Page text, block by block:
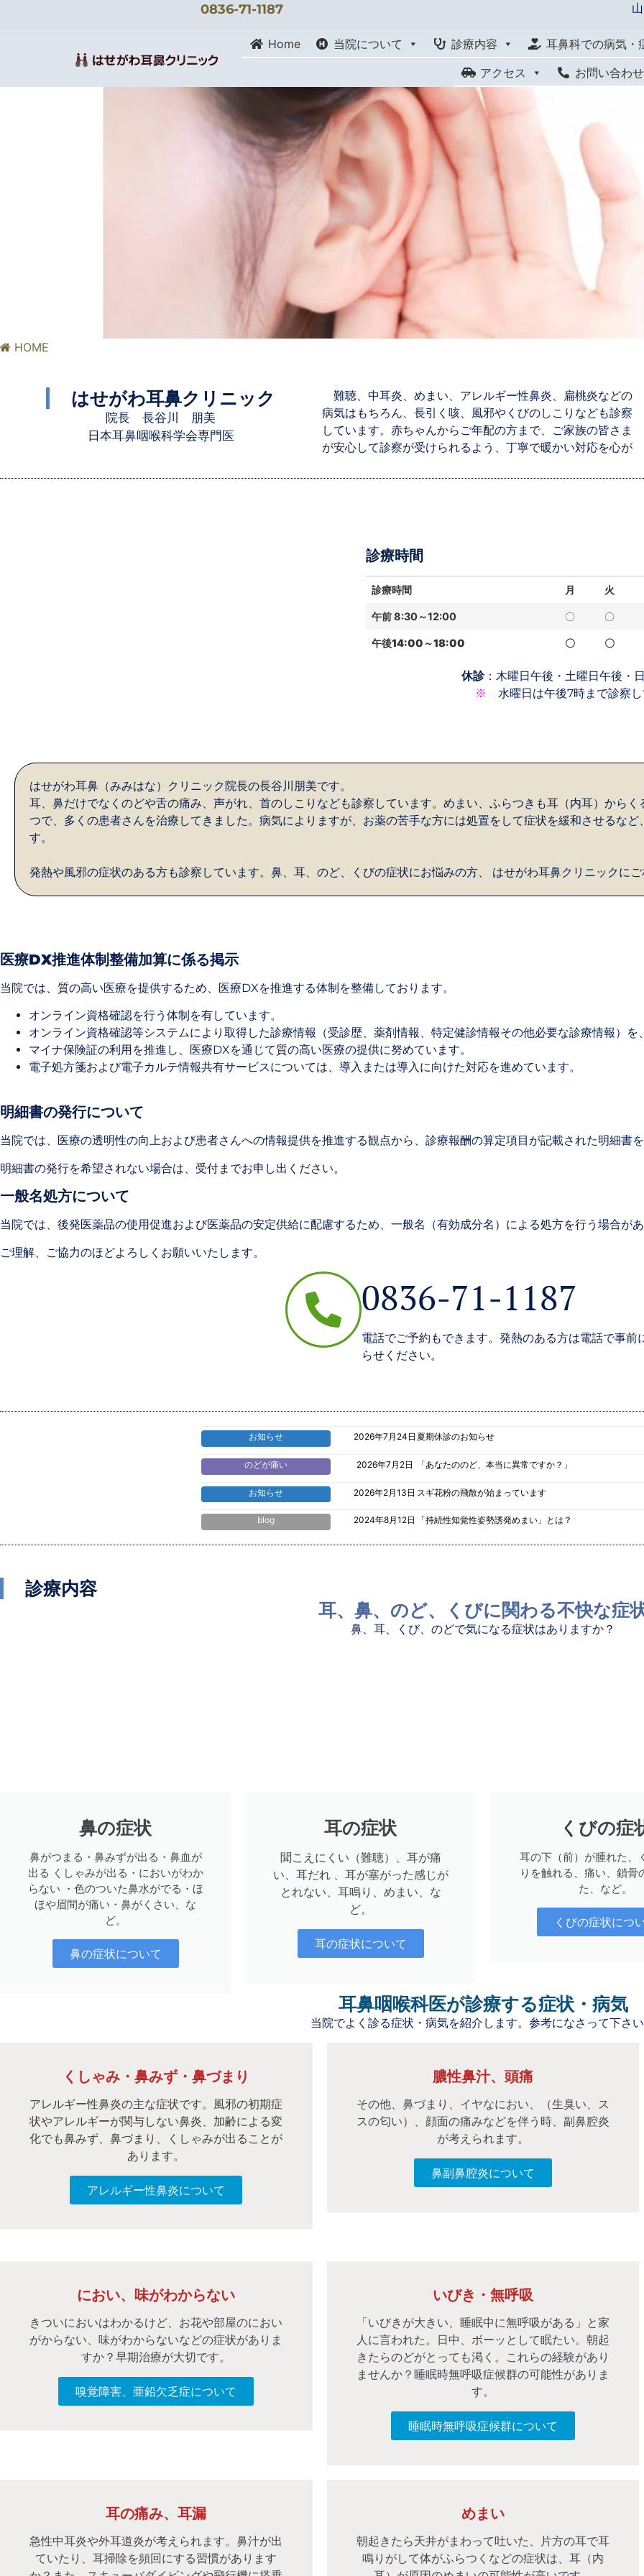
0836-71-1187
Home 当院について 診療内容 耳鼻科での病気・
アクセス
お問い合わせ
風邪症状からめまい・難聴
まで
HOME
はせがわ耳鼻クリニック
院長 長谷川 朋美
日本耳鼻咽喉科学会専門医
難聴、中耳炎、めまい、アレルギー性鼻炎、扁桃炎などの
病気はもちろん、長引く咳、風邪やくびのしこりなども診察
しています。赤ちゃんからご年配の方まで、ご家族の皆さま
が安心して診察が受けられるよう、丁寧で暖かい対応を心が
診療時間
診療時間 月 火
午前 8:30～12:00 〇 〇
午後14:00～18:00 〇 〇
休診：木曜日午後・土曜日午後・
※ 水曜日は午後7時まで診察
はせがわ耳鼻（みみはな）クリニック院長の長谷川朋美です。
耳、鼻だけでなくのどや舌の痛み、声がれ、首のしこりなども診察しています。めまい、ふらつきも耳（内耳）から
つで、多くの患者さんを治療してきました。病気によりますが、お薬の苦手な方には処置をして症状を緩和させるなど
す。
発熱や風邪の症状のある方も診察しています。鼻、耳、のど、くびの症状にお悩みの方、 はせがわ耳鼻クリニックにご
医療DX推進体制整備加算に係る掲示
当院では、質の高い医療を提供するため、医療DXを推進する体制を整備しております。
オンライン資格確認を行う体制を有しています。
オンライン資格確認等システムにより取得した診療情報（受診歴、薬剤情報、特定健診情報その他必要な診療情報）を
マイナ保険証の利用を推進し、医療DXを通じて質の高い医療の提供に努めています。
電子処方箋および電子カルテ情報共有サービスについては、導入または導入に向けた対応を進めています。
明細書の発行について
当院では、医療の透明性の向上および患者さんへの情報提供を推進する観点から、診療報酬の算定項目が記載された明細書を
明細書の発行を希望されない場合は、受付までお申し出ください。
一般名処方について
当院では、後発医薬品の使用促進および医薬品の安定供給に配慮するため、一般名（有効成分名）による処方を行う場合があ
ご理解、ご協力のほどよろしくお願いいたします。
0836-71-1187
電話でご予約もできます。発熱のある方は電話で事前
らせください。
お知らせ 2026年7月24日 夏期休診のお知らせ
のどが痛い 2026年7月2日 「あなたののど、本当に異常ですか？」
お知らせ 2026年2月13日 スギ花粉の飛散が始まっています
blog 2024年8月12日 「持続性知覚性姿勢誘発めまい」とは？
診療内容
耳、鼻、のど、くびに関わる不快な症
鼻、耳、くび、のどで気になる症状はありますか？
鼻の症状
鼻がつまる・鼻みずが出る・鼻血が
出る くしゃみが出る・においがわか
らない ・色のついた鼻水がでる・ほ
ほや眉間が痛い・鼻がくさい、な
ど。
鼻の症状について
耳の症状
聞こえにくい（難聴）、耳が痛
い、耳だれ 、耳が塞がった感じが
とれない、耳鳴り、めまい、な
ど。
耳の症状について
くびの症
耳の下（前）が腫れた、
りを触れる、痛い、鎖骨
た、など。
くびの症状につ
耳鼻咽喉科医が診療する症状・病気
当院でよく診る症状・病気を紹介します。参考になさって下さい
くしゃみ・鼻みず・鼻づまり
アレルギー性鼻炎の主な症状です。風邪の初期症
状やアレルギーが関与しない鼻炎、加齢による変
化でも鼻みず、鼻づまり、くしゃみが出ることが
あります。
アレルギー性鼻炎について
膿性鼻汁、頭痛
その他、鼻づまり、イヤなにおい、（生臭い、ス
スの匂い）、顔面の痛みなどを伴う時、副鼻腔炎
が考えられます。
鼻副鼻腔炎について
におい、味がわからない
きついにおいはわかるけど、お花や部屋のにおい
がからない、味がわからないなどの症状がありま
すか？早期治療が大切です。
嗅覚障害、亜鉛欠乏症について
いびき・無呼吸
「いびきが大きい、睡眠中に無呼吸がある」と家
人に言われた。日中、ボーッとして眠たい。朝起
きたらのどがとっても渇く。これらの経験があり
ませんか？睡眠時無呼吸症候群の可能性がありま
す。
睡眠時無呼吸症候群について
耳の痛み、耳漏
急性中耳炎や外耳道炎が考えられます。鼻汁が出
ていたり、耳掃除を頻回にする習慣があります
めまい
朝起きたら天井がまわって吐いた、片方の耳で耳
鳴りがして体がふらつくなどの症状は、耳（内